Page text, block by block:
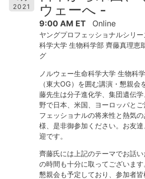
2021
ウェーへ -
9:00 AM ET Online
ヤングプロフェッショナルシリ
科学大学 生物科学部 齊藤真理恵
グ
ノルウェー生命科学大学 生物科
（東大OG）を囲む講演・懇親会
藤先生は分子進化学、集団遺伝
野で日本、米国、ヨーロッパと
フェッショナルの将来性と熱気
様、是非御参加ください。お友
迎です。
齊藤氏には上記のテーマでお話
の時間も十分に取ってございま
懇親会も予定しており、参加者